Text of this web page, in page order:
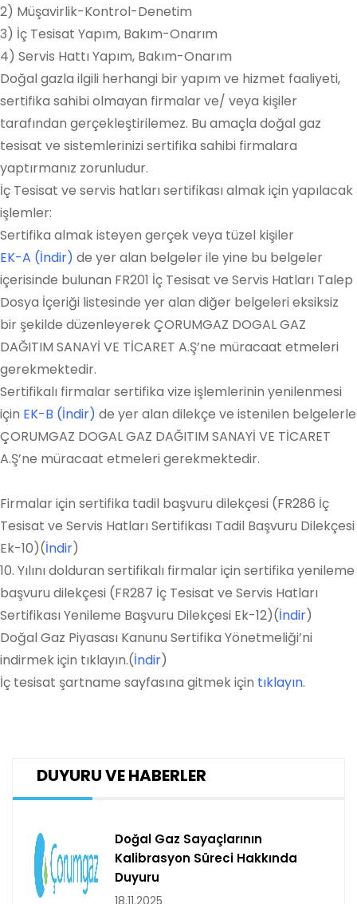
2) Müşavirlik-Kontrol-Denetim
3) İç Tesisat Yapım, Bakım-Onarım
4) Servis Hattı Yapım, Bakım-Onarım
Doğal gazla ilgili herhangi bir yapım ve hizmet faaliyeti,
sertifika sahibi olmayan firmalar ve/ veya kişiler
tarafından gerçekleştirilemez. Bu amaçla doğal gaz
tesisat ve sistemlerinizi sertifika sahibi firmalara
yaptırmanız zorunludur.
İç Tesisat ve servis hatları sertifikası almak için yapılacak
işlemler:
Sertifika almak isteyen gerçek veya tüzel kişiler
EK-A (İndir) de yer alan belgeler ile yine bu belgeler
içerisinde bulunan FR201 İç Tesisat ve Servis Hatları Talep
Dosya İçeriği listesinde yer alan diğer belgeleri eksiksiz
bir şekilde düzenleyerek ÇORUMGAZ DOGAL GAZ
DAĞITIM SANAYİ VE TİCARET A.Ş’ne müracaat etmeleri
gerekmektedir.
Sertifikalı firmalar sertifika vize işlemlerinin yenilenmesi
için EK-B (İndir) de yer alan dilekçe ve istenilen belgelerle
ÇORUMGAZ DOGAL GAZ DAĞITIM SANAYİ VE TİCARET
A.Ş’ne müracaat etmeleri gerekmektedir.
Firmalar için sertifika tadil başvuru dilekçesi (FR286 İç
Tesisat ve Servis Hatları Sertifikası Tadil Başvuru Dilekçesi
Ek-10)(İndir)
10. Yılını dolduran sertifikalı firmalar için sertifika yenileme
başvuru dilekçesi (FR287 İç Tesisat ve Servis Hatları
Sertifikası Yenileme Başvuru Dilekçesi Ek-12)(İndir)
Doğal Gaz Piyasası Kanunu Sertifika Yönetmeliği’ni
indirmek için tıklayın.(İndir)
İç tesisat şartname sayfasına gitmek için tıklayın.
DUYURU VE HABERLER
Doğal Gaz Sayaçlarının
Kalibrasyon Süreci Hakkında
Duyuru